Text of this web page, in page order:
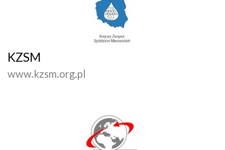
KZSM
www.kzsm.org.pl